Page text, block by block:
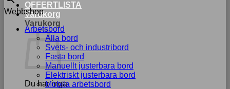
OFFERTLISTA
Varukorg
Varukorg
Du har inga
Webbshop
Arbetsbord
Alla bord
Svets- och industribord
Fasta bord
Manuellt justerbara bord
Elektriskt justerbara bord
Mobila arbetsbord